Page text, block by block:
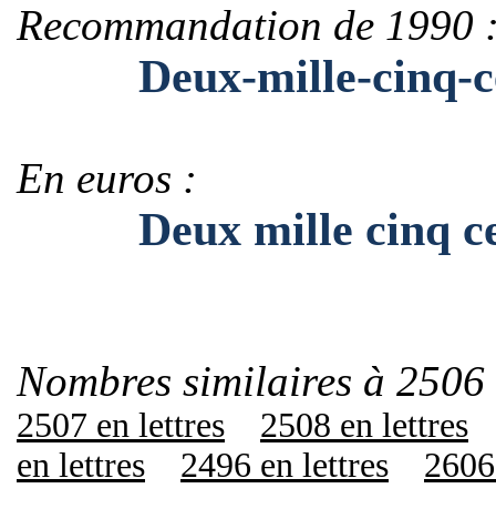
Recommandation de 1990
Deux-mille-cinq-
En euros :
Deux mille cinq
Nombres similaires à
2507 en lettres
2508 en lettres
en lettres
2496 en lettres